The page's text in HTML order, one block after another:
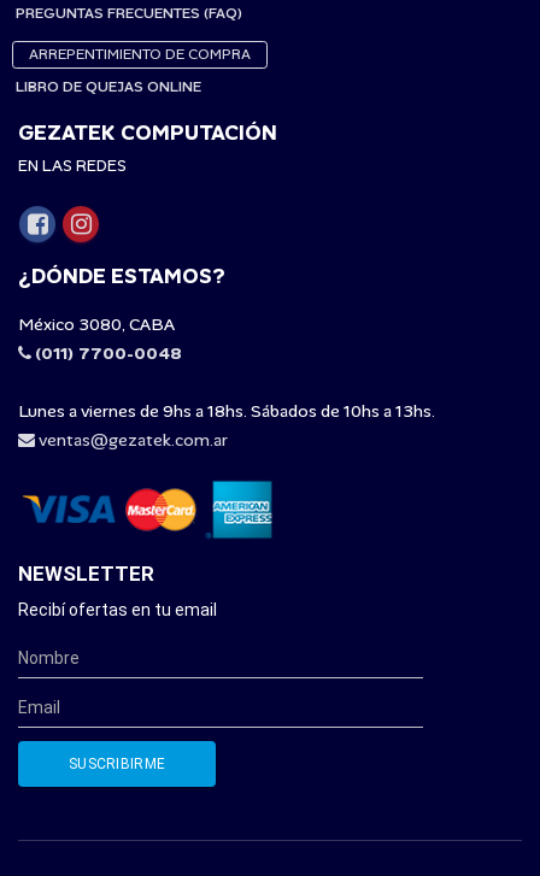
PREGUNTAS FRECUENTES (FAQ)
ARREPENTIMIENTO DE COMPRA
LIBRO DE QUEJAS ONLINE
GEZATEK COMPUTACIÓN
EN LAS REDES
¿DÓNDE ESTAMOS?
México 3080, CABA
(011) 7700-0048
Lunes a viernes de 9hs a 18hs. Sábados de 10hs a 13hs.
ventas@gezatek.com.ar
NEWSLETTER
Recibí ofertas en tu email